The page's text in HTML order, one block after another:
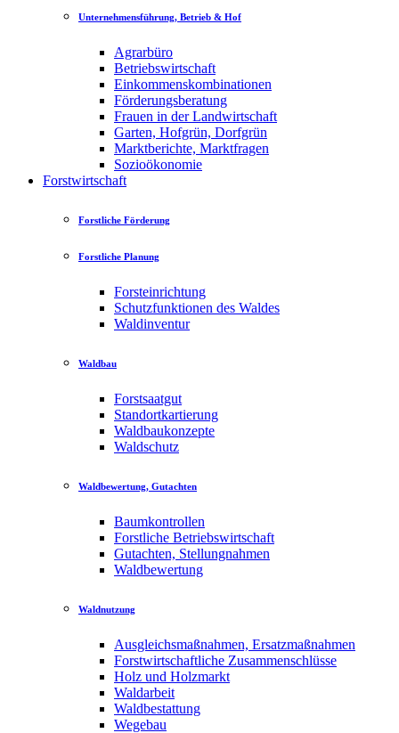
Unternehmensführung, Betrieb & Hof
Agrarbüro
Betriebswirtschaft
Einkommenskombinationen
Förderungsberatung
Frauen in der Landwirtschaft
Garten, Hofgrün, Dorfgrün
Marktberichte, Marktfragen
Sozioökonomie
Forstwirtschaft
Forstliche Förderung
Forstliche Planung
Forsteinrichtung
Schutzfunktionen des Waldes
Waldinventur
Waldbau
Forstsaatgut
Standortkartierung
Waldbaukonzepte
Waldschutz
Waldbewertung, Gutachten
Baumkontrollen
Forstliche Betriebswirtschaft
Gutachten, Stellungnahmen
Waldbewertung
Waldnutzung
Ausgleichsmaßnahmen, Ersatzmaßnahmen
Forstwirtschaftliche Zusammenschlüsse
Holz und Holzmarkt
Waldarbeit
Waldbestattung
Wegebau